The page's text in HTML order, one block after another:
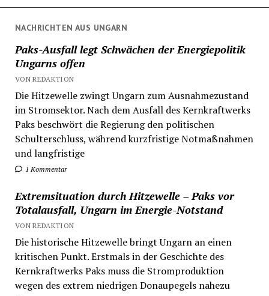
NACHRICHTEN AUS UNGARN
Paks-Ausfall legt Schwächen der Energiepolitik
Ungarns offen
VON REDAKTION
Die Hitzewelle zwingt Ungarn zum Ausnahmezustand
im Stromsektor. Nach dem Ausfall des Kernkraftwerks
Paks beschwört die Regierung den politischen
Schulterschluss, während kurzfristige Notmaßnahmen
und langfristige
1 Kommentar
Extremsituation durch Hitzewelle – Paks vor
Totalausfall, Ungarn im Energie-Notstand
VON REDAKTION
Die historische Hitzewelle bringt Ungarn an einen
kritischen Punkt. Erstmals in der Geschichte des
Kernkraftwerks Paks muss die Stromproduktion
wegen des extrem niedrigen Donaupegels nahezu